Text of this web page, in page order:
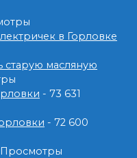
в Горловке
масляную
- 73 631
- 72 600